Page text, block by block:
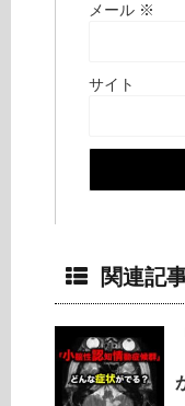
メール ※
サイト
関連記